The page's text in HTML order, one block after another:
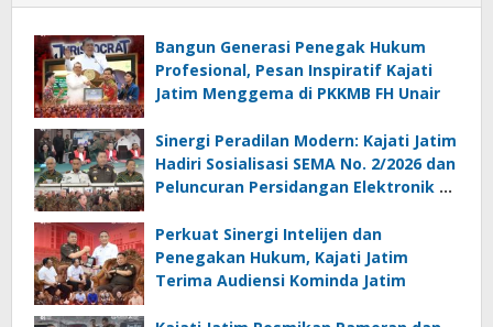
Bangun Generasi Penegak Hukum
Profesional, Pesan Inspiratif Kajati
Jatim Menggema di PKKMB FH Unair
Sinergi Peradilan Modern: Kajati Jatim
Hadiri Sosialisasi SEMA No. 2/2026 dan
Peluncuran Persidangan Elektronik di
Perkuat Sinergi Intelijen dan
Penegakan Hukum, Kajati Jatim
Terima Audiensi Kominda Jatim